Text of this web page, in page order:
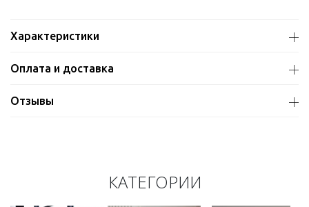
Характеристики
Оплата и доставка
Отзывы
КАТЕГОРИИ